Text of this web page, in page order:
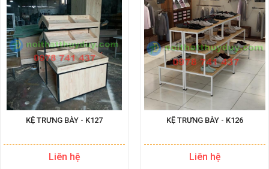
KỆ TRƯNG BÀY - K127
Liên hệ
KỆ TRƯNG BÀY - K126
Liên hệ